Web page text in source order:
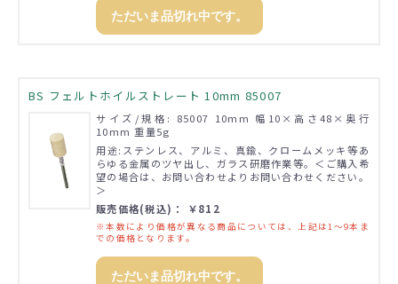
ただいま品切れ中です。
BS フェルトホイルストレート 10mm 85007
サイズ/規格: 85007 10mm 幅10×高さ48×奥行
10mm 重量5g
用途:ステンレス、アルミ、真鍮、クロームメッキ等あ
らゆる金属のツヤ出し、ガラス研磨作業等。＜ご購入希
望の場合は、お問い合わせよりお問い合わせください。
＞
販売価格(税込)： ￥812
※本数により価格が異なる商品については、上記は1～9本ま
での価格となります。
ただいま品切れ中です。